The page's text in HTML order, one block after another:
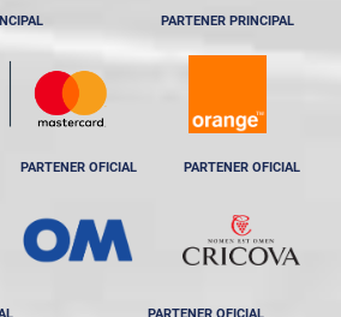
PARTENER PRINCIPAL
PARTENER OFICIAL PARTENER OFICIAL